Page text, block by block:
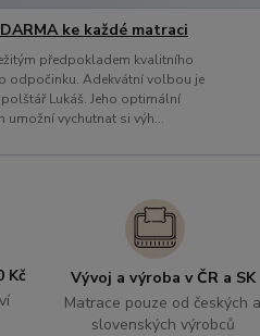
ke každé matraci
předpokladem kvalitního
odpočinku. Adekvátní volbou je
Lukáš. Jeho optimální
umožní vychutnat si výh...
Kč
Vývoj a výroba v ČR a SK
Matrace pouze od českých a
slovenských výrobců